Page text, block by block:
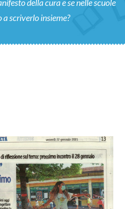
della cura e se nelle scuole
scriverlo insieme?